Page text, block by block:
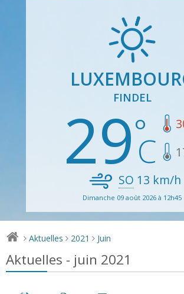
FINDEL
29
SO 13 km/h
Dimanche 09 août 2026 à 12h45
> Aktuelles > 2021 > Juin
Aktuelles - juin 2021